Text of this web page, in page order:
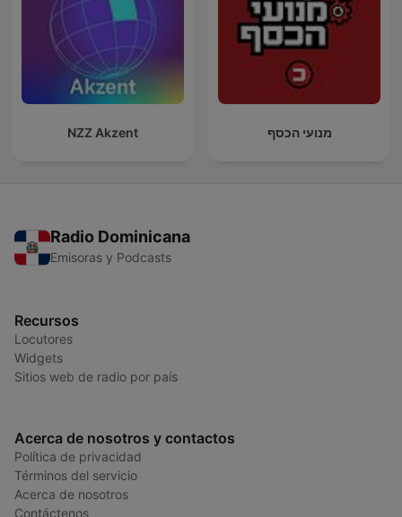
NZZ Akzent מנועי הכסף
Radio Dominicana
Emisoras y Podcasts
Recursos
Locutores
Widgets
Sitios web de radio por país
Acerca de nosotros y contactos
Política de privacidad
Términos del servicio
Acerca de nosotros
Contáctenos